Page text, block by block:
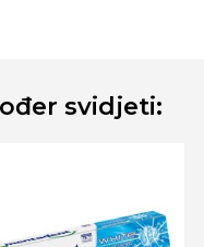
svidjeti: